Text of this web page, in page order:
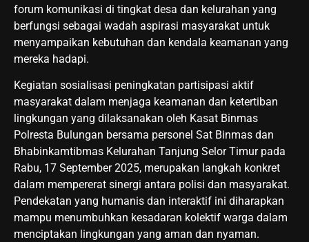
forum komunikasi di tingkat desa dan kelurahan yang
berfungsi sebagai wadah aspirasi masyarakat untuk
menyampaikan kebutuhan dan kendala keamanan yang
mereka hadapi.
Kegiatan sosialisasi peningkatan partisipasi aktif
masyarakat dalam menjaga keamanan dan ketertiban
lingkungan yang dilaksanakan oleh Kasat Binmas
Polresta Bulungan bersama personel Sat Binmas dan
Bhabinkamtibmas Kelurahan Tanjung Selor Timur pada
Rabu, 17 September 2025, merupakan langkah konkret
dalam mempererat sinergi antara polisi dan masyarakat.
Pendekatan yang humanis dan interaktif ini diharapkan
mampu menumbuhkan kesadaran kolektif warga dalam
menciptakan lingkungan yang aman dan nyaman.